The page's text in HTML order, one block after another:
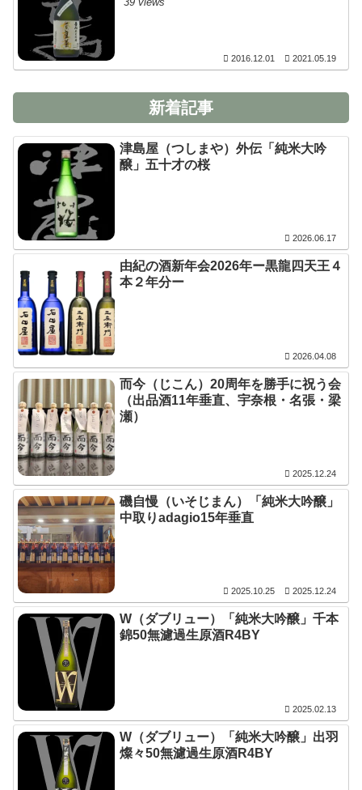
2016.12.01 2021.05.19
新着記事
津島屋（つしまや）外伝「純米大吟
醸」五十才の桜
2026.06.17
由紀の酒新年会2026年ー黒龍四天王４
本２年分ー
2026.04.08
而今（じこん）20周年を勝手に祝う会
（出品酒11年垂直、宇奈根・名張・梁
瀬）
2025.12.24
磯自慢（いそじまん）「純米大吟醸」
中取りadagio15年垂直
2025.10.25 2025.12.24
W（ダブリュー）「純米大吟醸」千本
錦50無濾過生原酒R4BY
2025.02.13
W（ダブリュー）「純米大吟醸」出羽
燦々50無濾過生原酒R4BY